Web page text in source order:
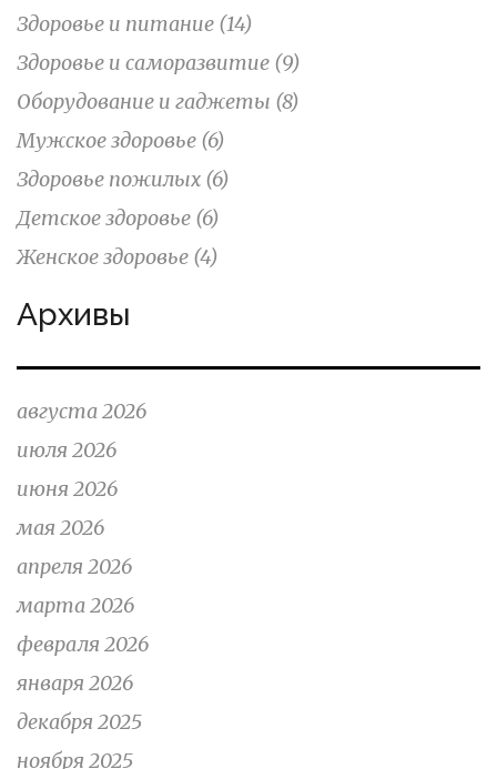
Здоровье и питание (14)
Здоровье и саморазвитие (9)
Оборудование и гаджеты (8)
Мужское здоровье (6)
Здоровье пожилых (6)
Детское здоровье (6)
Женское здоровье (4)
Архивы
августа 2026
июля 2026
июня 2026
мая 2026
апреля 2026
марта 2026
февраля 2026
января 2026
декабря 2025
ноября 2025